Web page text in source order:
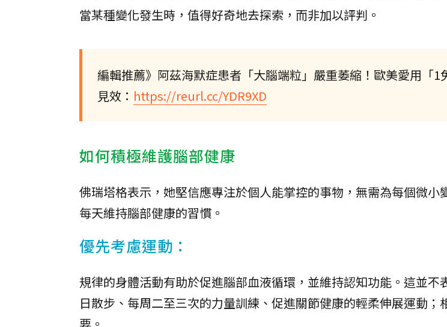
當某種變化發生時，值得好奇地去探索，而非加以評判。
編輯推薦》阿茲海默症患者「大腦端粒」嚴重萎縮！歐美愛用「1
見效： https://reurl.cc/YDR9XD
如何積極維護腦部健康
佛瑞塔格表示，她堅信應專注於個人能掌控的事物，無需為每個微小
每天維持腦部健康的習慣。
優先考慮運動：
規律的身體活動有助於促進腦部血液循環，並維持認知功能。這並不
日散步、每周二至三次的力量訓練、促進關節健康的輕柔伸展運動；